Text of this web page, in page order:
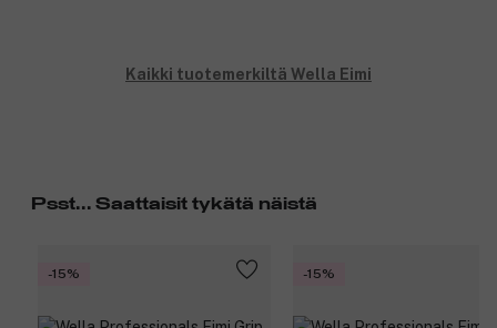
Kaikki tuotemerkiltä Wella Eimi
Psst... Saattaisit tykätä näistä
-15% -15%